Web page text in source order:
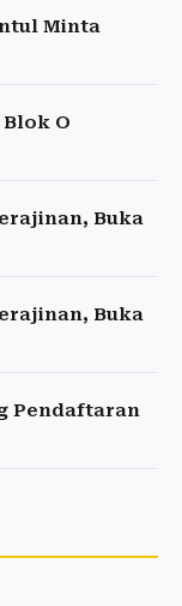
Minta
O
Buka
Buka
Pendaftaran